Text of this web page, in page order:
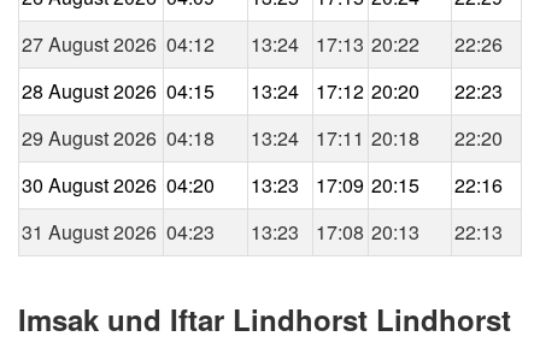
27 August 2026 04:12 13:24 17:13 20:22
22:26
28 August 2026 04:15 13:24 17:12 20:20
22:23
29 August 2026 04:18 13:24 17:11 20:18
22:20
30 August 2026 04:20 13:23 17:09 20:15
22:16
31 August 2026 04:23 13:23 17:08 20:13 22:13
Imsak und Iftar Lindhorst Lindhorst